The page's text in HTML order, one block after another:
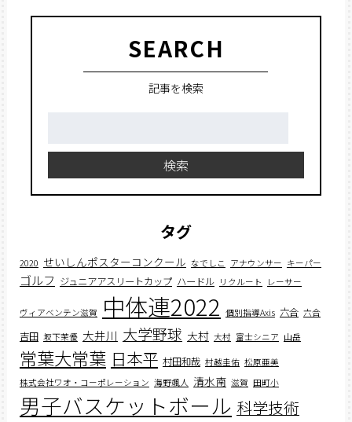
SEARCH
記事を検索
検索
タグ
2020 せいしんポスターコンクール なでしこ アナウンサー キーパー
ゴルフ ジュニアアスリートカップ ハードル リクルート レーサー
ヴィアベンテン滋賀 中体連2022 個別指導Axis 六合 六合
吉田 坂下茉優 大井川 大学野球 大村 大村 富士シニア 山岳
常葉大常葉 日本平 村田和哉 村越圭佑 松原亜美
株式会社ワオ・コーポレーション 海野颯人 清水南 滋賀 田町小
男子バスケットボール 科学技術